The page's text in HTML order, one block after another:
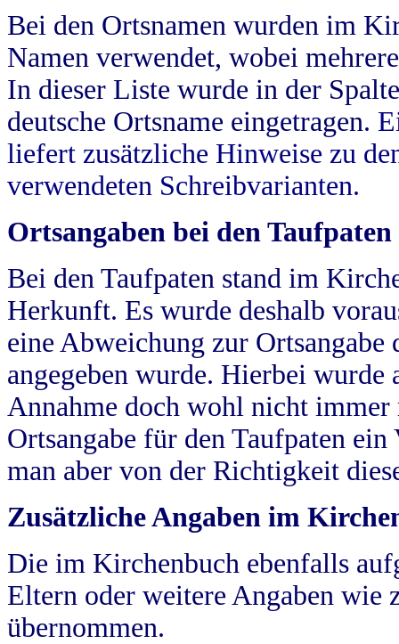
Bei den Ortsnamen wurden im
Namen verwendet, wobei
In dieser Liste wurde in der
deutsche Ortsname eingetragen.
liefert zusätzliche Hinweise zu
verwendeten Schreibvarianten.
Ortsangaben bei den Taufpaten
Bei den Taufpaten stand im
Herkunft. Es wurde deshalb
eine Abweichung zur
angegeben wurde. Hierbei wurde
Annahme doch wohl nicht
Ortsangabe für den Taufpaten
man aber von der Richtigkeit
Zusätzliche Angaben im
Die im Kirchenbuch ebenfalls
Eltern oder weitere Angaben wie
übernommen.